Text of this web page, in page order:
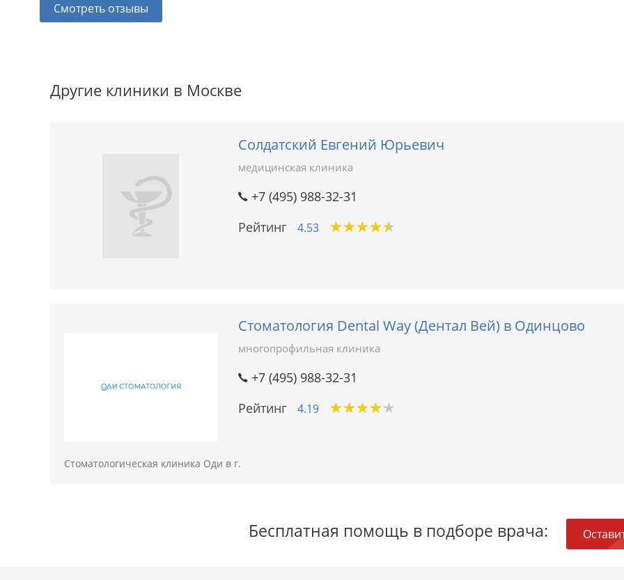
Смотреть отзывы
Другие клиники в Москве
Солдатский Евгений Юрьевич
медицинская клиника
+7 (495) 988-32-31
Рейтинг
4.53 ★★★★★
★★★★★
Стоматология Dental Way (Дентал Вей) в Одинцово
многопрофильная клиника
+7 (495) 988-32-31
Рейтинг
4.19 ★★★★★
★★★★★
Стоматологическая клиника Оди в г.
Бесплатная помощь в подборе врача: